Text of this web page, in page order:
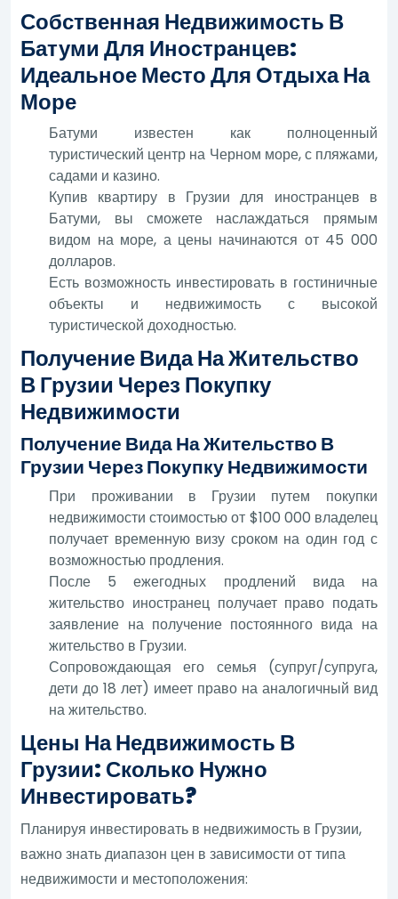
Собственная Недвижимость В
Батуми Для Иностранцев:
Идеальное Место Для Отдыха На
Море
Батуми известен как полноценный
туристический центр на Черном море, с пляжами,
садами и казино.
Купив квартиру в Грузии для иностранцев в
Батуми, вы сможете наслаждаться прямым
видом на море, а цены начинаются от 45 000
долларов.
Есть возможность инвестировать в гостиничные
объекты и недвижимость с высокой
туристической доходностью.
Получение Вида На Жительство
В Грузии Через Покупку
Недвижимости
Получение Вида На Жительство В
Грузии Через Покупку Недвижимости
При проживании в Грузии путем покупки
недвижимости стоимостью от $100 000 владелец
получает временную визу сроком на один год с
возможностью продления.
После 5 ежегодных продлений вида на
жительство иностранец получает право подать
заявление на получение постоянного вида на
жительство в Грузии.
Сопровождающая его семья (супруг/супруга,
дети до 18 лет) имеет право на аналогичный вид
на жительство.
Цены На Недвижимость В
Грузии: Сколько Нужно
Инвестировать?
Планируя инвестировать в недвижимость в Грузии,
важно знать диапазон цен в зависимости от типа
недвижимости и местоположения: